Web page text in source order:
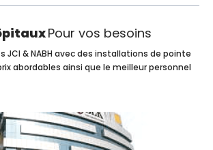
Pour vos besoins
JCI & NABH avec des installations de pointe
abordables ainsi que le meilleur personnel